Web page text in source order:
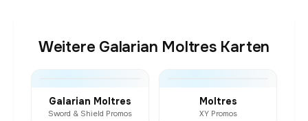
Weitere Galarian Moltres Karten
Galarian Moltres
Sword & Shield Promos
Moltres
XY Promos